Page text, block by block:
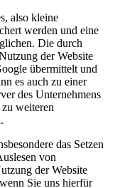
also kleine
werden und eine
Die durch
der Website
übermittelt und
es auch zu einer
des Unternehmens
weiteren
das Setzen
von
der Website
Sie uns hierfür